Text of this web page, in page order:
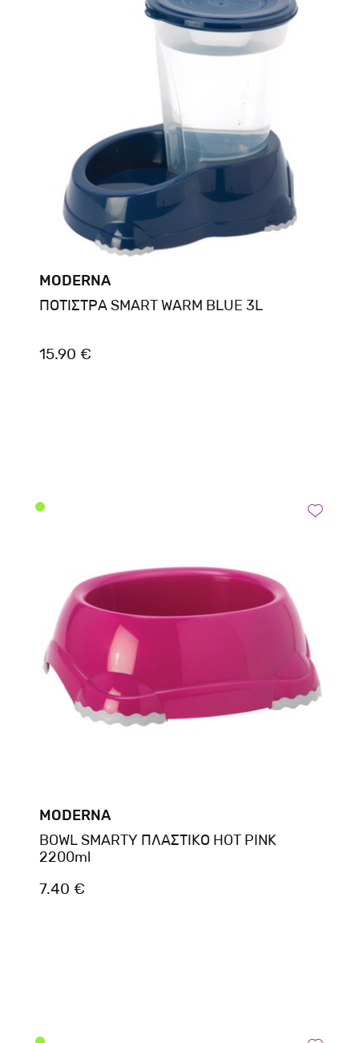
MODERNA
ΠΟΤΙΣΤΡΑ SMART WARM BLUE 3L
15.90 €
MODERNA
BOWL SMARTY ΠΛΑΣΤΙΚΟ HOT PINK
2200ml
7.40 €